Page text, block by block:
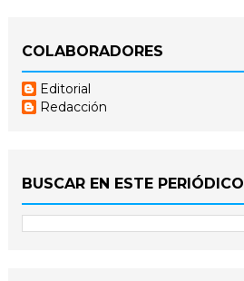
COLABORADORES
Editorial
Redacción
BUSCAR EN ESTE PERIÓDICO